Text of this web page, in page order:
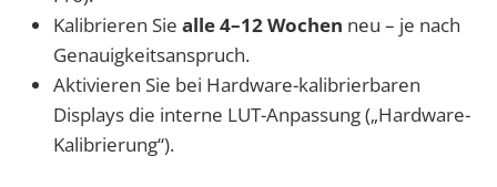
Kalibrieren Sie alle 4–12 Wochen neu – je nach
Genauigkeitsanspruch.
Aktivieren Sie bei Hardware-kalibrierbaren
Displays die interne LUT-Anpassung („Hardware-
Kalibrierung“).